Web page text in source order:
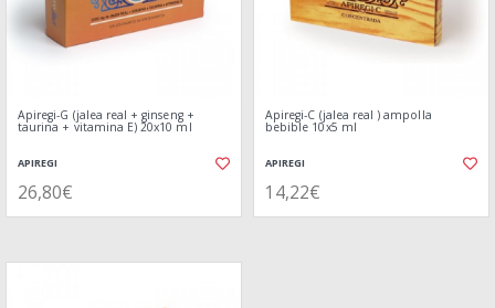
Apiregi-G (jalea real + ginseng +
taurina + vitamina E) 20x10 ml
APIREGI
26,80€
Apiregi-C (jalea real ) ampolla
bebible 10x5 ml
APIREGI
14,22€